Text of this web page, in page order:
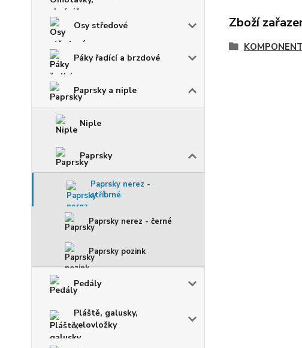
Osy středové
Páky řadící a brzdové
Paprsky a niple
Niple
Paprsky
Paprsky nerez -
stříbrné
Paprsky nerez - černé
Paprsky pozink
Pedály
Pláště, galusky,
velovložky
Zboží